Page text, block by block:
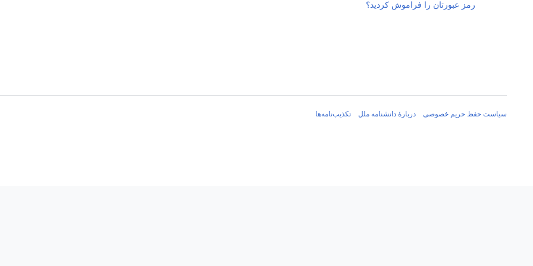
رمز عبورتان را فراموش کردید؟
سیاست حفظ حریم خصوصی دربارهٔ دانشنامه ملل تکذیب‌نامه‌ها